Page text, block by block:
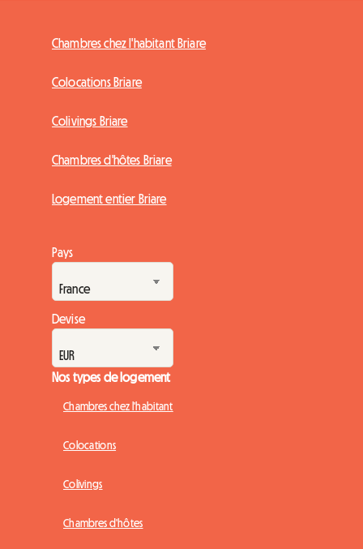
Chambres chez l'habitant Briare
Colocations Briare
Colivings Briare
Chambres d'hôtes Briare
Logement entier Briare
Pays
Devise
Nos types de logement
Chambres chez l'habitant
Colocations
Colivings
Chambres d'hôtes